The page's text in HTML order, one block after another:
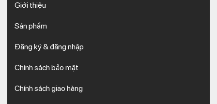
Giới thiệu
Sản phẩm
Đăng ký & đăng nhập
Chính sách bảo mật
Chính sách giao hàng